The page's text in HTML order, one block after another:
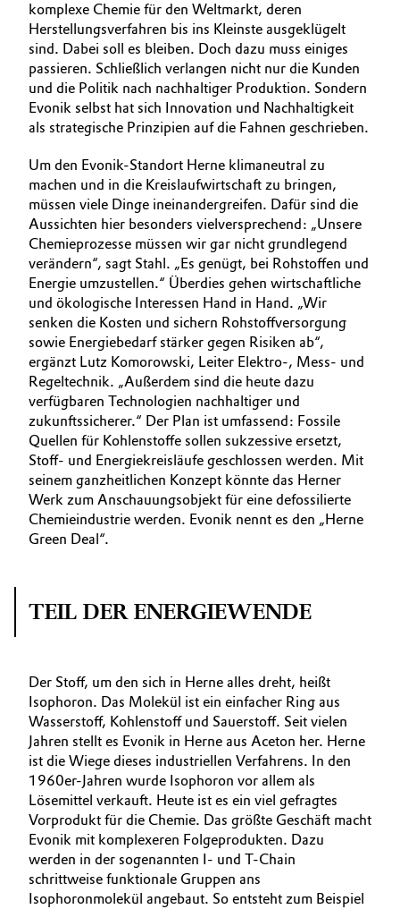
komplexe Chemie für den Weltmarkt, deren
Herstellungsverfahren bis ins Kleinste ausgeklügelt
sind. Dabei soll es bleiben. Doch dazu muss einiges
passieren. Schließlich verlangen nicht nur die Kunden
und die Politik nach nachhaltiger Produktion. Sondern
Evonik selbst hat sich Innovation und Nachhaltigkeit
als strategische Prinzipien auf die Fahnen geschrieben.
Um den Evonik-Standort Herne klimaneutral zu
machen und in die Kreislaufwirtschaft zu bringen,
müssen viele Dinge ineinandergreifen. Dafür sind die
Aussichten hier besonders vielversprechend: „Unsere
Chemieprozesse müssen wir gar nicht grundlegend
verändern“, sagt Stahl. „Es genügt, bei Rohstoffen und
Energie umzustellen.“ Überdies gehen wirtschaftliche
und ökologische Interessen Hand in Hand. „Wir
senken die Kosten und sichern Rohstoffversorgung
sowie Energiebedarf stärker gegen Risiken ab“,
ergänzt Lutz Komorowski, Leiter Elektro-, Mess- und
Regeltechnik. „Außerdem sind die heute dazu
verfügbaren Technologien nachhaltiger und
zukunftssicherer.“ Der Plan ist umfassend: Fossile
Quellen für Kohlenstoffe sollen sukzessive ersetzt,
Stoff- und Energiekreisläufe geschlossen werden. Mit
seinem ganzheitlichen Konzept könnte das Herner
Werk zum Anschauungs­objekt für eine defossilierte
Chemieindustrie werden. Evonik nennt es den „Herne
Green Deal“.
TEIL DER ENERGIEWENDE
Der Stoff, um den sich in Herne alles dreht, heißt
Isophoron. Das Molekül ist ein einfacher Ring aus
Wasserstoff, Kohlenstoff und Sauerstoff. Seit vielen
Jahren stellt es Evonik in Herne aus Aceton her. Herne
ist die Wiege dieses industriellen Verfahrens. In den
1960er-Jahren wurde Isophoron vor allem als
Lösemittel verkauft. Heute ist es ein viel gefragtes
Vorprodukt für die Chemie. Das größte Geschäft macht
Evonik mit komplexeren Folgeprodukten. Dazu
werden in der sogenannten I- und T-Chain
schrittweise funktionale Gruppen ans
Isophoronmolekül angebaut. So entsteht zum Beispiel